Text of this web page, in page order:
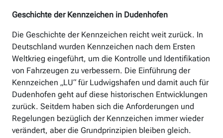
Geschichte der Kennzeichen in Dudenhofen
Die Geschichte der Kennzeichen reicht weit zurück. In
Deutschland wurden Kennzeichen nach dem Ersten
Weltkrieg eingeführt, um die Kontrolle und Identifikation
von Fahrzeugen zu verbessern. Die Einführung der
Kennzeichen „LU“ für Ludwigshafen und damit auch für
Dudenhofen geht auf diese historischen Entwicklungen
zurück. Seitdem haben sich die Anforderungen und
Regelungen bezüglich der Kennzeichen immer wieder
verändert, aber die Grundprinzipien bleiben gleich.